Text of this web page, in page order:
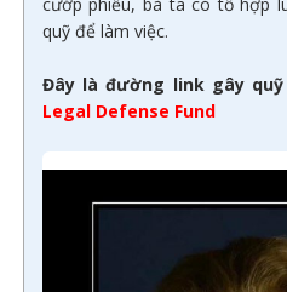
quỹ để làm việc.
Đây là đường link gây quỹ
Legal Defense Fund